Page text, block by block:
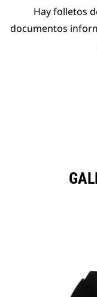
Hay folletos
documentos